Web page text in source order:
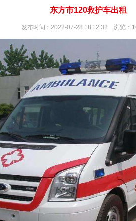
东方市120救护车出租
发布时间：2022-07-28 18:12:32 浏览：